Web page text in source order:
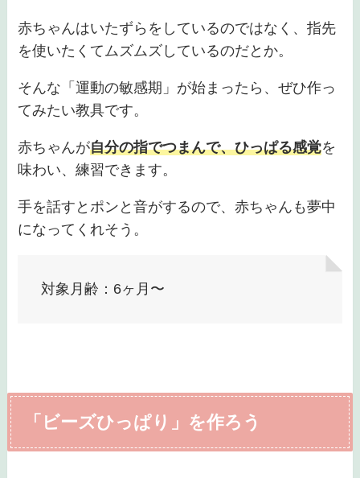
赤ちゃんはいたずらをしているのではなく、指先
を使いたくてムズムズしているのだとか。
そんな「運動の敏感期」が始まったら、ぜひ作っ
てみたい教具です。
赤ちゃんが自分の指でつまんで、ひっぱる感覚を
味わい、練習できます。
手を話すとポンと音がするので、赤ちゃんも夢中
になってくれそう。
対象月齢：6ヶ月〜
「ビーズひっぱり」を作ろう